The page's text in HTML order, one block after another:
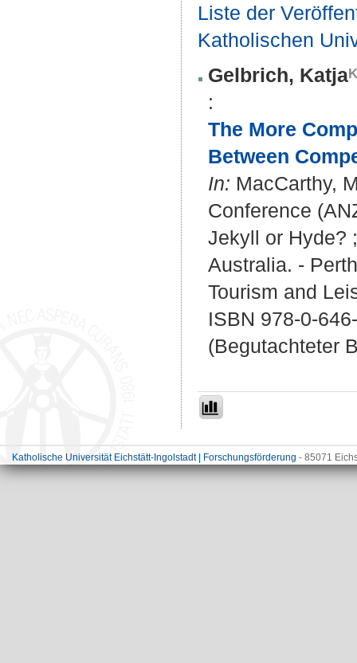
Liste der
Katholischen
Gelbrich, Katja
:
The More
Between
In: MacCarthy,
Conference
Jekyll or Hyde?
Australia. -
Tourism and
ISBN 978-0-
(Begutachteter
Katholische Universität Eichstätt-Ingolstadt | Forschungsförderung - 85071